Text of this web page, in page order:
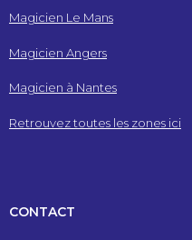
Magicien Le Mans
Magicien Angers
Magicien à Nantes
Retrouvez toutes les zones ici
CONTACT